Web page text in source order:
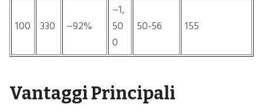
100 330 ~92%
~1,
50
0
50-56 155
Vantaggi Principali